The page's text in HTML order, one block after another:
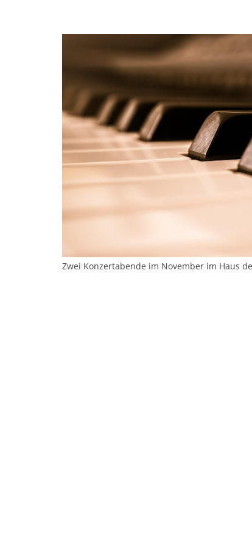
Zwei Konzertabende im November im Haus